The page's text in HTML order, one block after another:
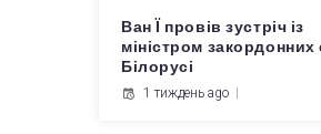
Ван Ї провів зустріч із
міністром закордонних
Білорусі
1 тиждень ago